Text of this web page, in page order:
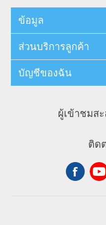
ข้อมูล
ส่วนบริการลูกค้า
บัญชีของฉัน
ผู้เข้าชมส
ติด